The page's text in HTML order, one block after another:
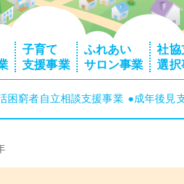
子育て
支援事業
ふれあい
サロン事業
社協
選択
困窮者自立相談支援事業 ●成年後見